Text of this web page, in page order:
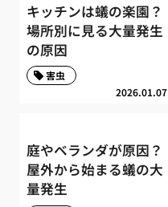
キッチンは蟻の楽園？
場所別に見る大量発生
の原因
2026.01.07
害虫
庭やベランダが原因？
屋外から始まる蟻の大
量発生